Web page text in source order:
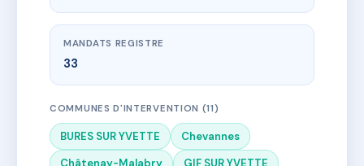
MANDATS REGISTRE
33
COMMUNES D'INTERVENTION (11)
BURES SUR YVETTE
Chevannes
Châtenay-Malabry
GIF SUR YVETTE